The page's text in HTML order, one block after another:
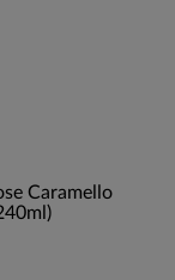
Caramello